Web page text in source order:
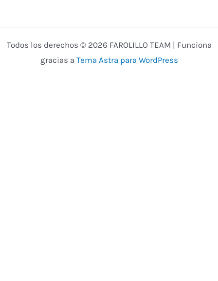
Todos los derechos © 2026 FAROLILLO TEAM | Funciona
gracias a Tema Astra para WordPress